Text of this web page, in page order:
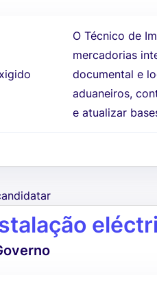
O Técnico de
mercadorias
documental e
aduaneiros,
e atualizar